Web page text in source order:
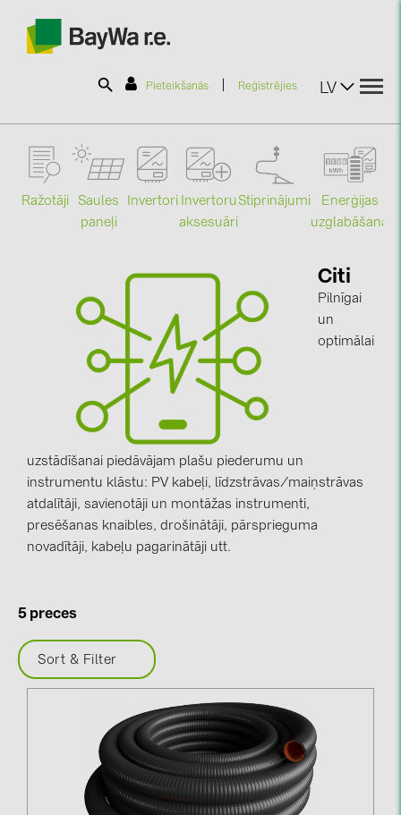
Pieteikšanās Reģistrējies LV
SOLAR-PLANIT
KATEGORIJAS
Saules paneļi (19)
Invertori (105)
Enerģijas uzglabāšana (74)
E-Mobilitāte (19)
Instalācijas (87)
AIKO Solar (2)
BAKS (51)
Ražotāji
Saules
paneļi
Invertori Invertoru
aksesuāri
Stiprinājumi
Enerģijas
uzglabāšana
Citi
Pilnīgai
un
optimālai
uzstādīšanai piedāvājam plašu piederumu un
instrumentu klāstu: PV kabeļi, līdzstrāvas/maiņstrāvas
atdalītāji, savienotāji un montāžas instrumenti,
presēšanas knaibles, drošinātāji, pārsprieguma
novadītāji, kabeļu pagarinātāji utt.
5 preces
Sort & Filter